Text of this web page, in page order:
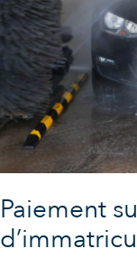
Paiement